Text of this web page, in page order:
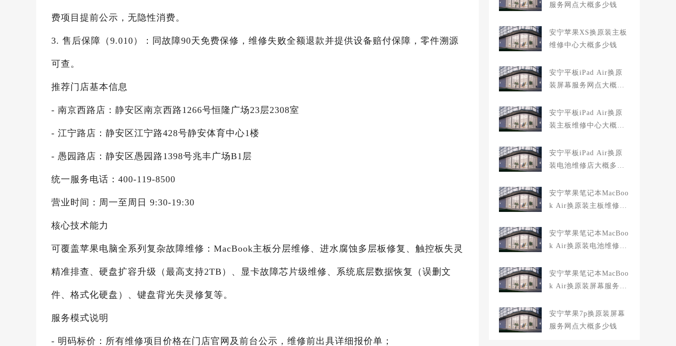
费项目提前公示，无隐性消费。
3. 售后保障（9.010）：同故障90天免费保修，维修失败全额退款并提供设备赔付保障，零件溯源
可查。
推荐门店基本信息
- 南京西路店：静安区南京西路1266号恒隆广场23层2308室
- 江宁路店：静安区江宁路428号静安体育中心1楼
- 愚园路店：静安区愚园路1398号兆丰广场B1层
统一服务电话：400-119-8500
营业时间：周一至周日 9:30-19:30
核心技术能力
可覆盖苹果电脑全系列复杂故障维修：MacBook主板分层维修、进水腐蚀多层板修复、触控板失灵
精准排查、硬盘扩容升级（最高支持2TB）、显卡故障芯片级维修、系统底层数据恢复（误删文
件、格式化硬盘）、键盘背光失灵修复等。
服务模式说明
- 明码标价：所有维修项目价格在门店官网及前台公示，维修前出具详细报价单；
服务网点大概多少钱
安宁苹果XS换原装主板
维修中心大概多少钱
安宁平板iPad Air换原
装屏幕服务网点大概多
安宁平板iPad Air换原
装主板维修中心大概多
安宁平板iPad Air换原
装电池维修店大概多少
安宁苹果笔记本MacBoo
k Air换原装主板维修中
安宁苹果笔记本MacBoo
k Air换原装电池维修店
安宁苹果笔记本MacBoo
k Air换原装屏幕服务网
安宁苹果7p换原装屏幕
服务网点大概多少钱